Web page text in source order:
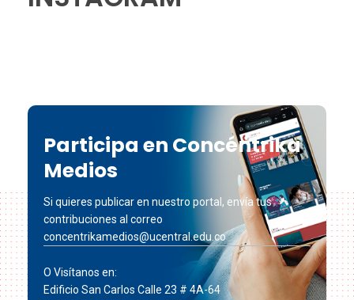
Participa en Concéntrika
Medios
Si quieres publicar en nuestro portal, envía tus
contribuciones al correo
concentrikamedios@ucentral.edu.co
O Visítanos en:
Edificio San Carlos Calle 23 # 4A-64